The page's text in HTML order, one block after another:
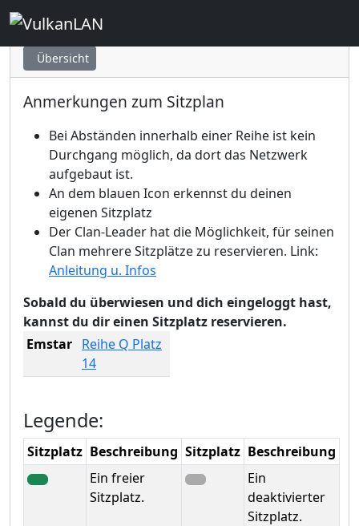
Graz - Sektor 3 Premium
Übersicht
Anmerkungen zum Sitzplan
Bei Abständen innerhalb einer Reihe ist kein
Durchgang möglich, da dort das Netzwerk
aufgebaut ist.
An dem blauen Icon erkennst du deinen
eigenen Sitzplatz
Der Clan-Leader hat die Möglichkeit, für seinen
Clan mehrere Sitzplätze zu reservieren. Link:
Anleitung u. Infos
Sobald du überwiesen und dich eingeloggt hast,
kannst du dir einen Sitzplatz reservieren.
Emstar Reihe Q Platz
14
Legende:
Sitzplatz Beschreibung Sitzplatz Beschreibung
Ein freier
Sitzplatz.
Ein
deaktivierter
Sitzplatz.